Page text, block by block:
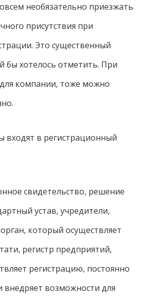
необязательно приезжать
присутствия при
Это существенный
бы хотелось отметить. При
компании, тоже можно
входят в регистрационный
свидетельство, решение
устав, учредители,
который осуществляет
регистр предприятий,
регистрацию, постоянно
внедряет возможности для